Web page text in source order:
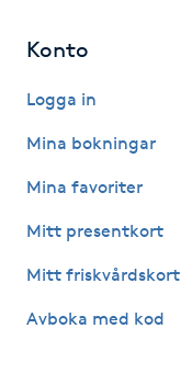
Hyperhidros
Hårborttagning
Hårbottenbehandling
Konto
Logga in
Mina bokningar
Mina favoriter
Mitt presentkort
Mitt friskvårdskort
Avboka med kod